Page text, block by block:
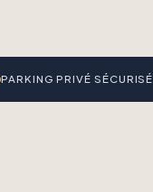
PARKING PRIVÉ SÉCURISÉ